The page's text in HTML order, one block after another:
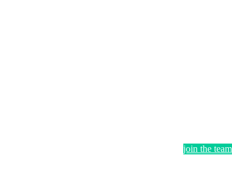
join the team